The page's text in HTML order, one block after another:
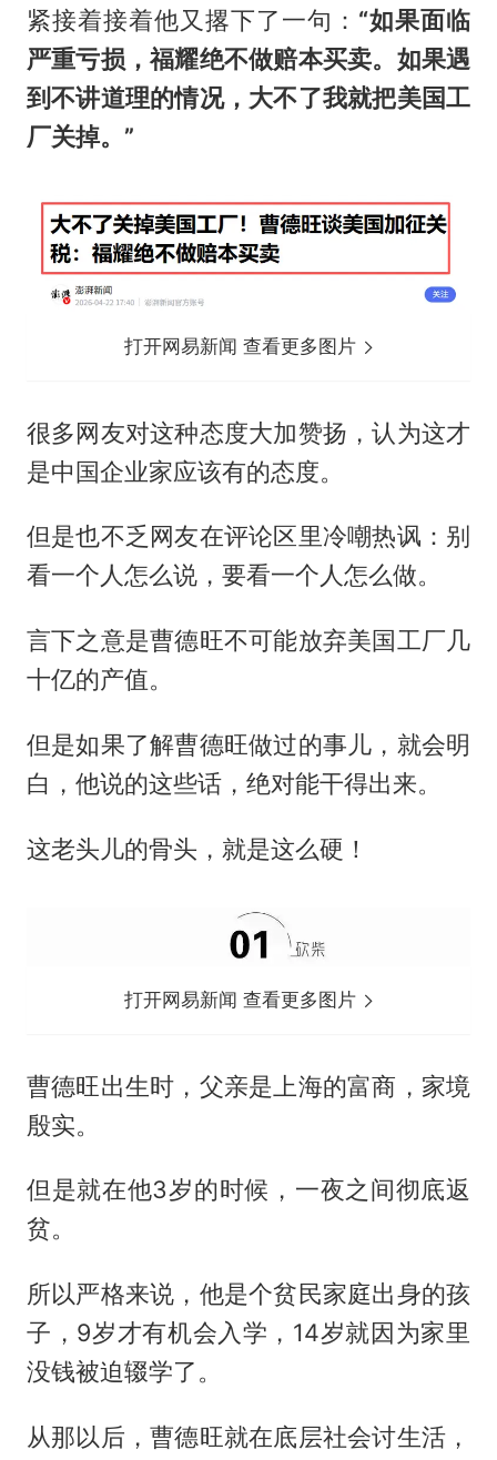
紧接着接着他又撂下了一句： “如果面临
严重亏损，福耀绝不做赔本买卖。如果遇
到不讲道理的情况，大不了我就把美国工
厂关掉。”
打开网易新闻 查看更多图片
很多网友对这种态度大加赞扬，认为这才
是中国企业家应该有的态度。
但是也不乏网友在评论区里冷嘲热讽：别
看一个人怎么说，要看一个人怎么做。
言下之意是曹德旺不可能放弃美国工厂几
十亿的产值。
但是如果了解曹德旺做过的事儿，就会明
白，他说的这些话，绝对能干得出来。
这老头儿的骨头，就是这么硬！
打开网易新闻 查看更多图片
曹德旺出生时，父亲是上海的富商，家境
殷实。
但是就在他3岁的时候，一夜之间彻底返
贫。
所以严格来说，他是个贫民家庭出身的孩
子，9岁才有机会入学，14岁就因为家里
没钱被迫辍学了。
从那以后，曹德旺就在底层社会讨生活，